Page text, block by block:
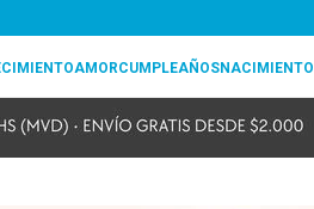
AMORCUMPLEAÑOSNACIMIENTO